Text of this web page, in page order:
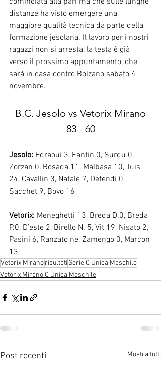
distanze ha visto emergere una
maggiore qualità tecnica da parte della
formazione jesolana. Il lavoro per i nostri
ragazzi non si arresta, la testa è già
verso il prossimo appuntamento, che
sarà in casa contro Bolzano sabato 4
novembre.
B.C. Jesolo vs Vetorix Mirano
83 - 60
Jesolo: Edraoui 3, Fantin 0, Surdu 0,
Zorzan 0, Rosada 11, Malbasa 10, Tuis
24, Cavallin 3, Natale 7, Defendi 0,
Sacchet 9, Bovo 16
Vetorix: Meneghetti 13, Breda D.0, Breda
P.0, D’este 2, Birello N. 5, Vit 19, Nisato 2,
Pasini 6, Ranzato ne, Zamengo 0, Marcon
13
Vetorix Miranorisultati Serie C Unica Maschile
Vetorix Mirano C Unica Maschile
Post recenti Mostra tutti